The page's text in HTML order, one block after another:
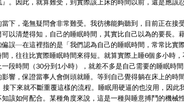
。因此，就算難受，到實際該上床的時間以前，還是應該
下，毫無疑問會非常難受。我彷彿能夠聽到，目前正在接
以清楚得知，自己的睡眠時間，其實比自己以為的要長。
誤—在這裡指的是「我們認為自己的睡眠時間，常常比實
，往往比實際睡眠時間來得短。就算實際上睡6個多小時
段時間（30分到1小時），就差不多是自己需要的睡眠時
響，保證當事人會倒頭就睡。等到自己覺得躺在床上的時
接下來就不斷重覆這樣的流程。睡眠用硬逼的也沒用，因此
該如何配合。某種角度來說，這是一種與睡意搏鬥的機械